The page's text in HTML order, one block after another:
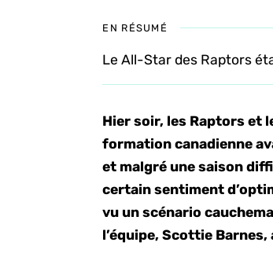
EN RÉSUMÉ
Le All-Star des Raptors
Hier soir, les Raptors et
formation canadienne
et malgré une saison
certain sentiment
vu un scénario
l’équipe, Scottie